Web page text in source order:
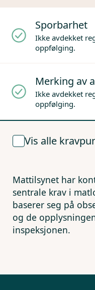
Sporbarhet
Ikke avdekket
oppfølging.
Merking av
Ikke avdekket
oppfølging.
Vis alle
Mattilsynet har
sentrale krav i
baserer seg på
og de
inspeksjonen.